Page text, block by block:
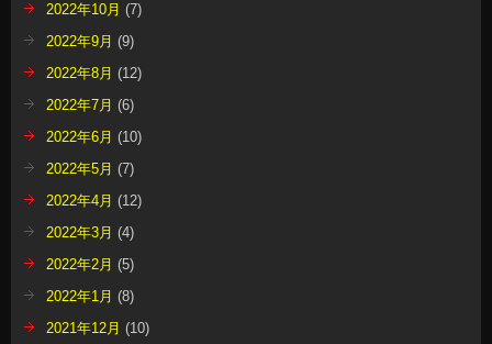
2022年10月 (7)
2022年9月 (9)
2022年8月 (12)
2022年7月 (6)
2022年6月 (10)
2022年5月 (7)
2022年4月 (12)
2022年3月 (4)
2022年2月 (5)
2022年1月 (8)
2021年12月 (10)